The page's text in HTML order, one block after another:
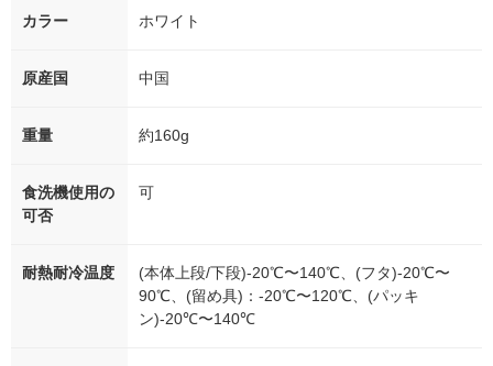
カラー ホワイト
原産国 中国
重量 約160g
食洗機使用の
可否
可
耐熱耐冷温度
(本体上段/下段)-20℃〜140℃、(フタ)-20℃〜
90℃、(留め具)：-20℃〜120℃、(パッキ
ン)-20℃〜140℃